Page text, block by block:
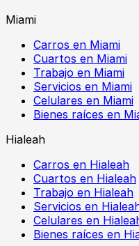
Miami
Carros en Miami
Cuartos en Miami
Trabajo en Miami
Servicios en Miami
Celulares en Miami
Bienes raíces en
Hialeah
Carros en Hialeah
Cuartos en Hialeah
Trabajo en Hialeah
Servicios en
Celulares en
Bienes raíces en